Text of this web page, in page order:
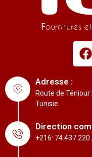
Adresse :
Route de
Tunisie
Direction
+216: 74 437